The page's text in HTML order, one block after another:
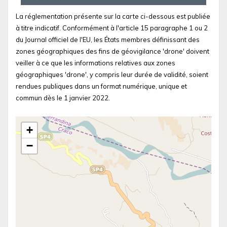
La réglementation présente sur la carte ci-dessous est publiée
à titre indicatif. Conformément à l'article 15 paragraphe 1 ou 2
du Journal officiel de l'EU, les États membres définissant des
zones géographiques des fins de géovigilance 'drone' doivent
veiller à ce que les informations relatives aux zones
géographiques 'drone', y compris leur durée de validité, soient
rendues publiques dans un format numérique, unique et
commun dès le 1 janvier 2022.